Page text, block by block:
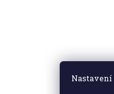
Nastavení